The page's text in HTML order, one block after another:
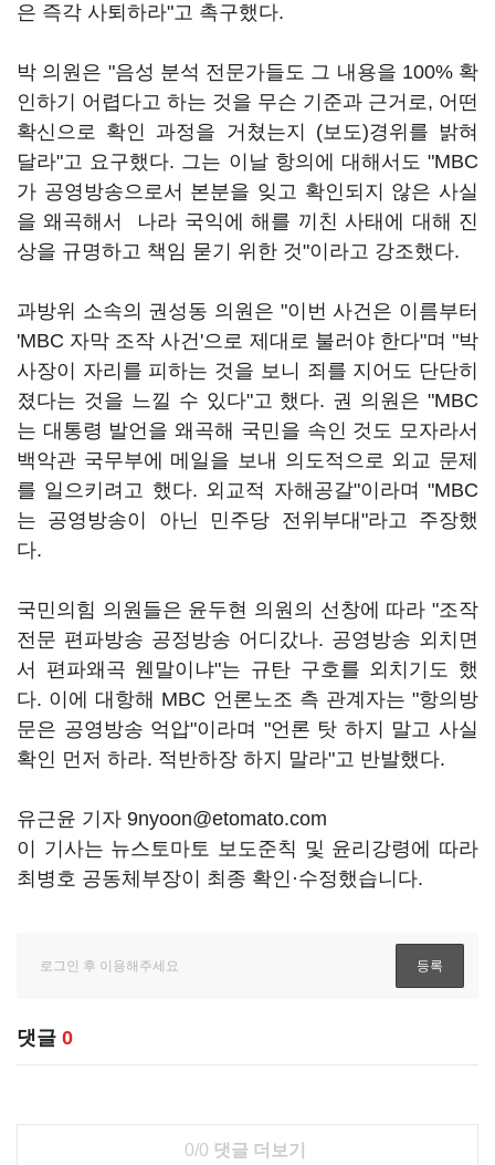
은 즉각 사퇴하라"고 촉구했다.
박 의원은 "음성 분석 전문가들도 그 내용을 100% 확
인하기 어렵다고 하는 것을 무슨 기준과 근거로, 어떤
확신으로 확인 과정을 거쳤는지 (보도)경위를 밝혀
달라"고 요구했다. 그는 이날 항의에 대해서도 "MBC
가 공영방송으로서 본분을 잊고 확인되지 않은 사실
을 왜곡해서 나라 국익에 해를 끼친 사태에 대해 진
상을 규명하고 책임 묻기 위한 것"이라고 강조했다.
과방위 소속의 권성동 의원은 "이번 사건은 이름부터
'MBC 자막 조작 사건'으로 제대로 불러야 한다"며 "박
사장이 자리를 피하는 것을 보니 죄를 지어도 단단히
졌다는 것을 느낄 수 있다"고 했다. 권 의원은 "MBC
는 대통령 발언을 왜곡해 국민을 속인 것도 모자라서
백악관 국무부에 메일을 보내 의도적으로 외교 문제
를 일으키려고 했다. 외교적 자해공갈"이라며 "MBC
는 공영방송이 아닌 민주당 전위부대"라고 주장했
다.
국민의힘 의원들은 윤두현 의원의 선창에 따라 "조작
전문 편파방송 공정방송 어디갔나. 공영방송 외치면
서 편파왜곡 웬말이냐"는 규탄 구호를 외치기도 했
다. 이에 대항해 MBC 언론노조 측 관계자는 "항의방
문은 공영방송 억압"이라며 "언론 탓 하지 말고 사실
확인 먼저 하라. 적반하장 하지 말라"고 반발했다.
유근윤 기자 9nyoon@etomato.com
이 기사는 뉴스토마토 보도준칙 및 윤리강령에 따라
최병호 공동체부장이 최종 확인·수정했습니다.
댓글 0
0/0 댓글 더보기